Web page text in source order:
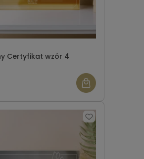
Certyfikat wzór 4